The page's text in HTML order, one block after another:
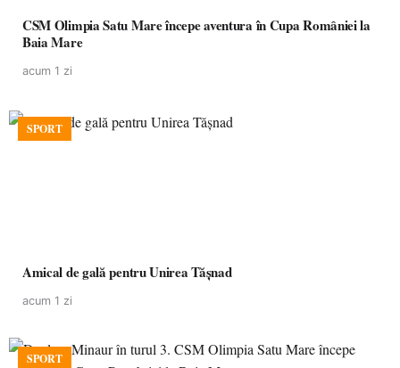
CSM Olimpia Satu Mare începe aventura în Cupa României la
Baia Mare
acum 1 zi
SPORT
Amical de gală pentru Unirea Tășnad
acum 1 zi
SPORT